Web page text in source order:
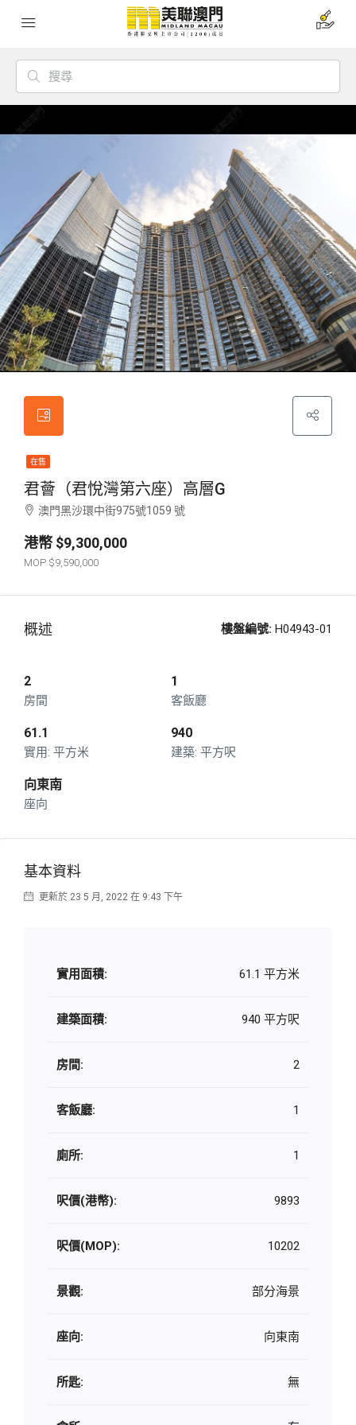
在售
君薈（君悅灣第六座）高層G
澳門黑沙環中街975號1059 號
$9,300,000
$9,590,000
概述 樓盤編號: H04943-01
2
房間
1
客飯廳
61.1
平方米
940
平方呎
向東南
座向
基本資料
更新於 23 5 月, 2022 在 9:43 下午
實用面積: 61.1 平方米
建築面積: 940 平方呎
房間: 2
客飯廳: 1
廁所: 1
呎價(港幣): 9893
呎價(MOP): 10202
景觀: 部分海景
座向: 向東南
所匙: 無